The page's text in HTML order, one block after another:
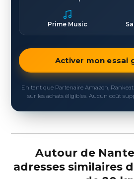
Prime Music
Activer mon essai
En tant que Partenaire Amazon,
sur les achats éligibles. Aucun coût
Autour de
adresses similaires